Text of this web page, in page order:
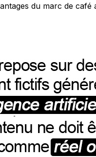
du marc de café